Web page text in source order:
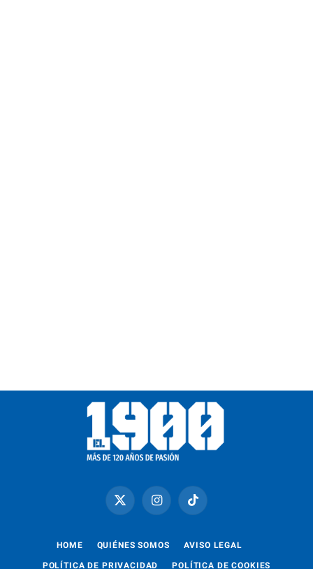
X
(Twitter)
InstagramTikTok
HOME QUIÉNES SOMOS AVISO LEGAL
POLÍTICA DE PRIVACIDAD POLÍTICA DE COOKIES